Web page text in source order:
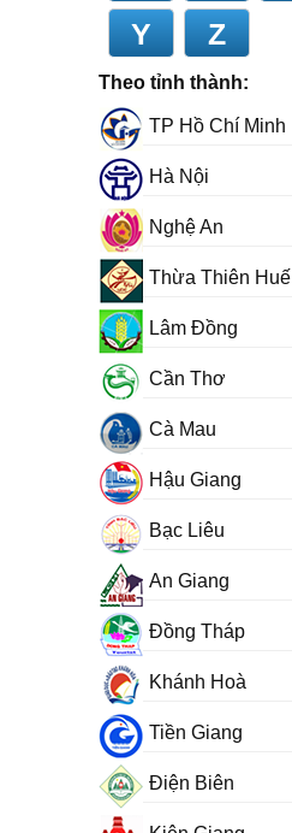
Y
Z
Theo tỉnh thành:
TP Hồ Chí Minh
Hà Nội
Nghệ An
Thừa Thiên Huế
Lâm Đồng
Cần Thơ
Cà Mau
Hậu Giang
Bạc Liêu
An Giang
Đồng Tháp
Khánh Hoà
Tiền Giang
Điện Biên